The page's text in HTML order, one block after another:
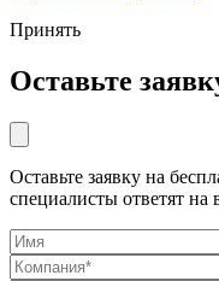
Принять
Оставьте
Оставьте заявку на
специалисты ответят